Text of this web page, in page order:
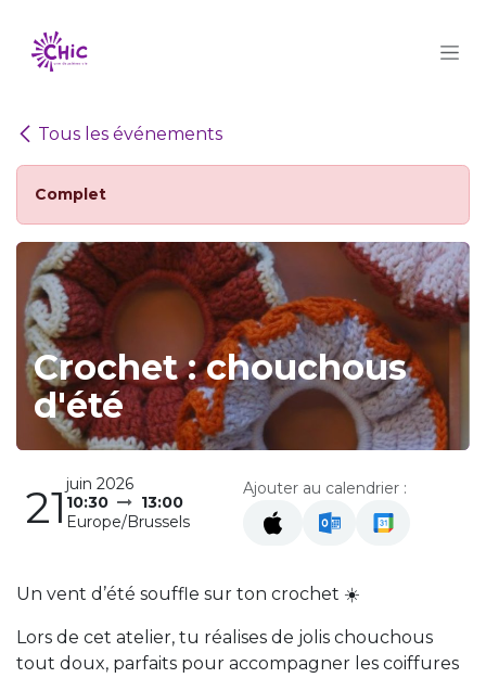
Tous les événements
Complet
Crochet : chouchous
d'été
21juin 2026
10:30
13:00
Europe/Brussels
Ajouter au calendrier :
Un vent d’été souffle sur ton crochet ☀️
Lors de cet atelier, tu réalises de jolis chouchous
tout doux, parfaits pour accompagner les coiffures